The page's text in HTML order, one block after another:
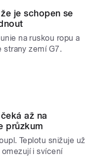
je schopen se
na ruskou ropu a
strany zemí G7.
až na
průzkum
Teplotu snižuje už
i svícení